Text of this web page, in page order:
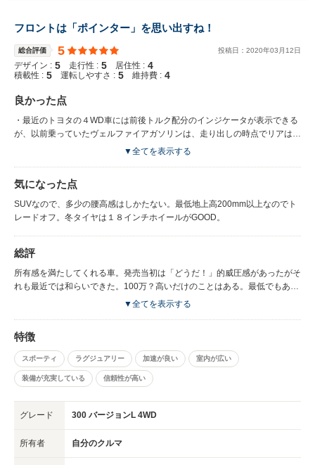
フロントは「ポインター」を思い出すね！
総合評価 5 投稿日： 2020年03 月 12日
デザイン : 5 走行性 : 5 居住性 : 4
積載性 : 5 運転しやすさ : 5 維持費 : 4
良かった点
・最近のトヨタの４WD車には前後トルク配分のインジケータが表示できる
が、以前乗っていたヴェルファイアガソリンは、走り出しの時点でリアはゼ
ロで、１～２秒後にリアにもかかるようだったが、RXは走り出しの時点で
る。これは雪道走行や大雨時に利する。 ・OPリアモニター付きなので、家
族には快適。サンルーフは、曇りの日の採光や冬季の快晴時早く車内を暖め
たいときに便利。 ・トヨタの信頼性。レクサスオーナーズデスク。SOSボ
匠。トヨタ車は最新のクラウン、RAV４、カロツーでもステアリングスイッ
チの感触等疑問符が付いてしまう。 ・これはトヨタ車共通だが、全周囲モ
ニターがストップアンドゴーのたびにオートオン。駐車場からの発進時も、
後ろから乗り込むような場合フロントを確認しなくても画像で確認できる。
他メーカーの車は、いちいちボタンを１～２回押さないと見られないものが
多い。交差点での右左折時も同様。 ・十分すぎる加速。車内に伝わるエン
ジン音が、２Lとは思えない低音を奏でる。 ・カードキー付き。
▼全てを表示する
気になった点
SUVなので、多少の腰高感はしかたない。最低地上高200mm以上なのでト
レードオフ。冬タイヤは１８インチホイールがGOOD。
総評
所有感を満たしてくれる車。発売当初は「どうだ！」的威圧感があったがそ
れも最近では和らいできた。100万？高いだけのことはある。最低でもあと
▼全てを表示する
特徴
スポーティ ラグジュアリー 加速が良い 室内が広い
装備が充実している 信頼性が高い
グレード 300 バージョンL 4WD
所有者 自分のクルマ